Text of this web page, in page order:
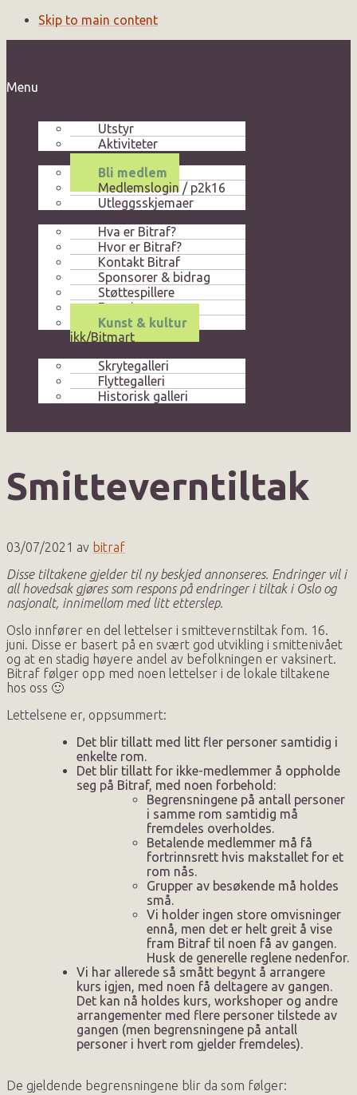
Skip to main content
Menu
Utstyr
Aktiviteter
Medlem
Bli medlem
Medlemslogin / p2k16
Utleggsskjemaer
Hva er Bitraf?
Hvor er Bitraf?
Kontakt Bitraf
Sponsorer & bidrag
Støttespillere
Foreningen
Kunst & kultur
Butikk/Bitmart
Skrytegalleri
Flyttegalleri
Historisk galleri
Smitteverntiltak
03/07/2021 av bitraf
Disse tiltakene gjelder til ny beskjed annonseres. Endringer vil i
all hovedsak gjøres som respons på endringer i tiltak i Oslo og
nasjonalt, innimellom med litt etterslep.
Oslo innfører en del lettelser i smittevernstiltak fom. 16.
juni. Disse er basert på en svært god utvikling i smittenivået
og at en stadig høyere andel av befolkningen er vaksinert.
Bitraf følger opp med noen lettelser i de lokale tiltakene
hos oss 🙂
Lettelsene er, oppsummert:
Det blir tillatt med litt fler personer samtidig i
enkelte rom.
Det blir tillatt for ikke-medlemmer å oppholde
seg på Bitraf, med noen forbehold:
Begrensningene på antall personer
i samme rom samtidig må
fremdeles overholdes.
Betalende medlemmer må få
fortrinnsrett hvis makstallet for et
rom nås.
Grupper av besøkende må holdes
små.
Vi holder ingen store omvisninger
ennå, men det er helt greit å vise
fram Bitraf til noen få av gangen.
Husk de generelle reglene nedenfor.
Vi har allerede så smått begynt å arrangere
kurs igjen, med noen få deltagere av gangen.
Det kan nå holdes kurs, workshoper og andre
arrangementer med flere personer tilstede av
gangen (men begrensningene på antall
personer i hvert rom gjelder fremdeles).
De gjeldende begrensningene blir da som følger: